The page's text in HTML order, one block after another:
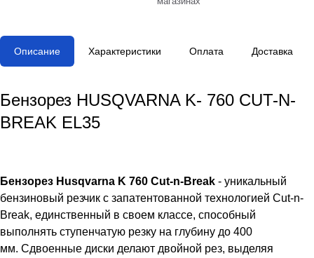
Описание Характеристики Оплата Доставка
Бензорез HUSQVARNA K- 760 CUT-N-
BREAK EL35
Бензорез Husqvarna K 760 Cut-n-Break - уникальный
бензиновый резчик с запатентованной технологией Cut-n-
Break, единственный в своем классе, способный
выполнять ступенчатую резку на глубину до 400
мм. Сдвоенные диски делают двойной рез, выделяя